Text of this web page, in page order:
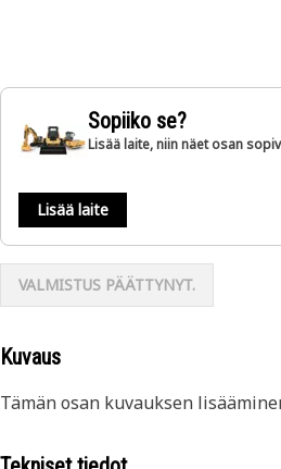
Sopiiko se?
Lisää laite, niin näet osan
Lisää laite
VALMISTUS PÄÄTTYNYT.
Kuvaus
Tämän osan kuvauksen